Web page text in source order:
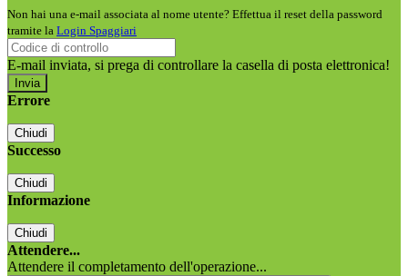
Non hai una e-mail associata al nome utente? Effettua il reset della password
tramite la Login Spaggiari
E-mail inviata, si prega di controllare la casella di posta elettronica!
Errore
Chiudi
Successo
Chiudi
Informazione
Chiudi
Attendere...
Attendere il completamento dell'operazione...